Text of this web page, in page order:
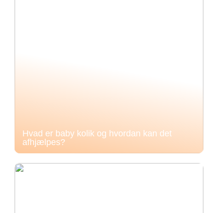
Hvad er baby kolik og hvordan kan det
afhjælpes?